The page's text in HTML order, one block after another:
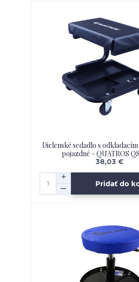
Dielenské sedadlo s
pojazdné - QUATROS
38,03 €
Pridať do